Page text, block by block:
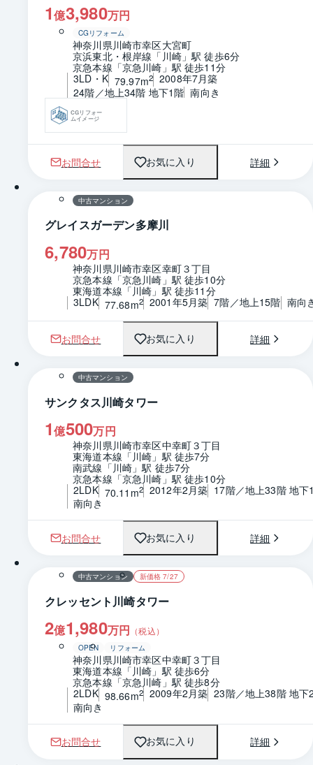
1億3,980万円
CGリフォーム
神奈川県川崎市幸区大宮町
京浜東北・根岸線「川崎」駅 徒歩6分
京急本線「京急川崎」駅 徒歩11分
3LD・K 79.97m2 2008年7月築
24階／地上34階 地下1階 南向き
CGリフォー
ムイメージ
お問合せ お気に入り 詳細
1 / 0 間取り
中古マンション
グレイスガーデン多摩川
6,780万円
神奈川県川崎市幸区幸町３丁目
京急本線「京急川崎」駅 徒歩10分
東海道本線「川崎」駅 徒歩11分
3LDK 77.68m2 2001年5月築 7階／地上15階 南向
お問合せ お気に入り 詳細
1 / 0 間取り
中古マンション
サンクタス川崎タワー
1億500万円
神奈川県川崎市幸区中幸町３丁目
東海道本線「川崎」駅 徒歩7分
南武線「川崎」駅 徒歩7分
京急本線「京急川崎」駅 徒歩10分
2LDK 70.11m2 2012年2月築 17階／地上33階 地下
南向き
お問合せ お気に入り 詳細
1 / 0 間取り
中古マンション 新価格 7/27
クレッセント川崎タワー
2億1,980万円 （税込）
OPEN リフォーム
神奈川県川崎市幸区中幸町３丁目
東海道本線「川崎」駅 徒歩6分
京急本線「京急川崎」駅 徒歩8分
2LDK 98.66m2 2009年2月築 23階／地上38階 地下
南向き
お問合せ お気に入り 詳細
1 / 0 間取り